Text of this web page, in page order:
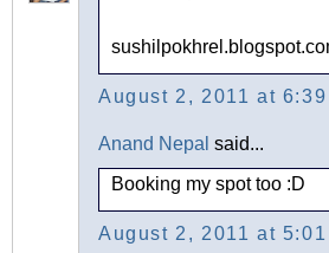
August 2, 2011 at 6:39
Anand Nepal said...
Booking my spot too :D
August 2, 2011 at 5:01